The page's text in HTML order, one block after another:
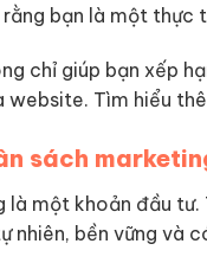
bạn là một thực
chỉ giúp bạn xếp
website. Tìm hiểu
sách
là một khoản đầu
nhiên, bền vững và